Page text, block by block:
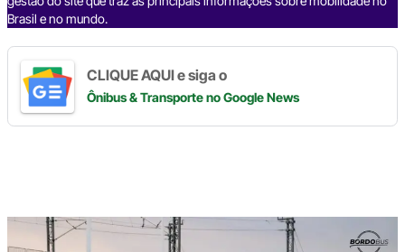
Brasil e no mundo.
CLIQUE AQUI e siga o
Ônibus & Transporteno Google News
Digite
aqui